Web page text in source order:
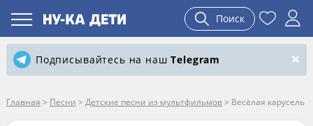
Поиск
Подписывайтесь на нашTelegram
Главная > Песни > Детские песни из мультфильмов> Весёлая карусель